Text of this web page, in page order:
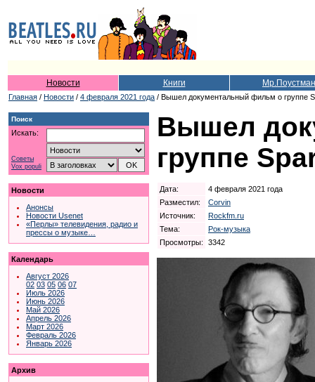
Новости Книги Мр.Поустман
Главная / Новости / 4 февраля 2021 года / Вышел документальный фильм о группе
Поиск
Искать:
Советы
Vox populi
Новости
Анонсы
Новости Usenet
«Перлы» телевидения, радио и
прессы о музыке…
Календарь
Август 2026
02 03 05 06 07
Июль 2026
Июнь 2026
Май 2026
Апрель 2026
Март 2026
Февраль 2026
Январь 2026
Архив
Вышел
группе
Дата:
4 февраля 2021 года
Разместил:
Corvin
Источник:
Rockfm.ru
Тема:
Рок-музыка
Просмотры:
3342